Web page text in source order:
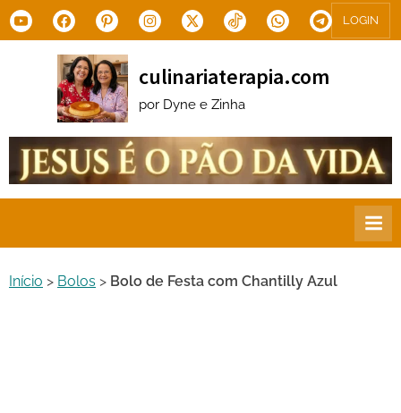
Skip
to
YoutubeFacebookPinterestInstagram
X.com Tiktok WhatsAppTelegram
LOGIN
culinariaterapia.com
por Dyne e Zinha
Início > Bolos > Bolo de Festa com Chantilly Azul